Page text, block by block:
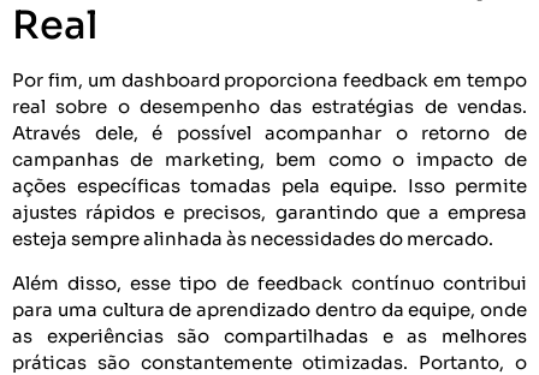
Real
Por fim, um dashboard proporciona feedback em tempo
real sobre o desempenho das estratégias de vendas.
Através dele, é possível acompanhar o retorno de
campanhas de marketing, bem como o impacto de
ações específicas tomadas pela equipe. Isso permite
ajustes rápidos e precisos, garantindo que a empresa
esteja sempre alinhada às necessidades do mercado.
Além disso, esse tipo de feedback contínuo contribui
para uma cultura de aprendizado dentro da equipe, onde
as experiências são compartilhadas e as melhores
práticas são constantemente otimizadas. Portanto, o